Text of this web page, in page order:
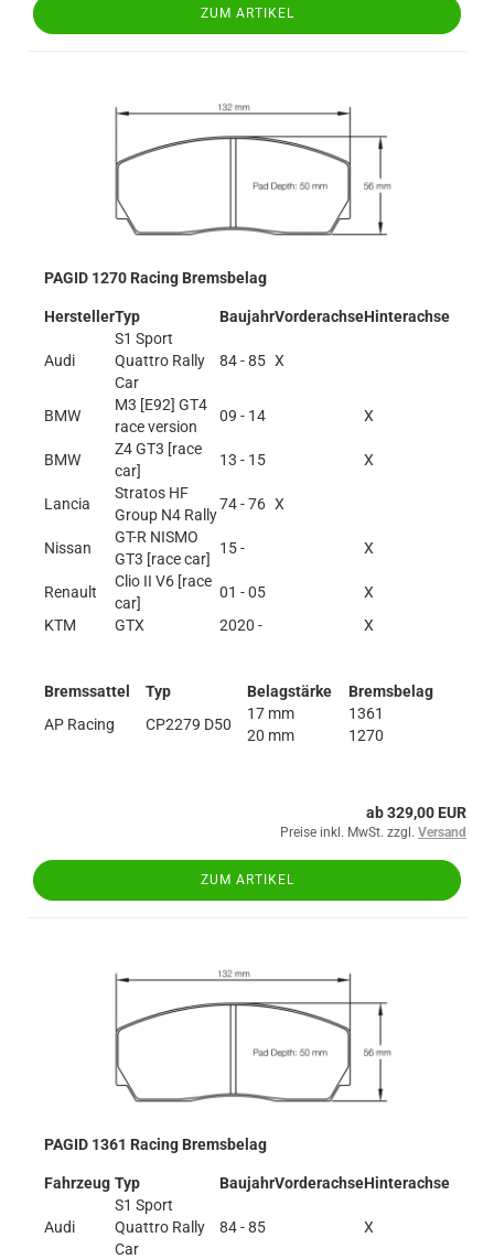
ZUM ARTIKEL
PAGID 1270 Racing Bremsbelag
HerstellerTyp BaujahrVorderachseHinterachse
Audi
S1 Sport
Quattro Rally
Car
84 - 85 X
BMW
M3 [E92] GT4
race version
09 - 14 X
BMW
Z4 GT3 [race
car]
13 - 15 X
Lancia
Stratos HF
Group N4 Rally
74 - 76 X
Nissan
GT-R NISMO
GT3 [race car]
15 - X
Renault
Clio II V6 [race
car]
01 - 05
X
KTM
GTX 2020 - X
Bremssattel Typ Belagstärke
Bremsbelag
AP Racing
CP2279 D50
17 mm
20 mm
1361
1270
ab 329,00 EUR
Preise inkl. MwSt. zzgl. Versand
ZUM ARTIKEL
PAGID 1361 Racing Bremsbelag
Fahrzeug Typ BaujahrVorderachseHinterachse
Audi
S1 Sport
Quattro Rally
Car
84 - 85 X